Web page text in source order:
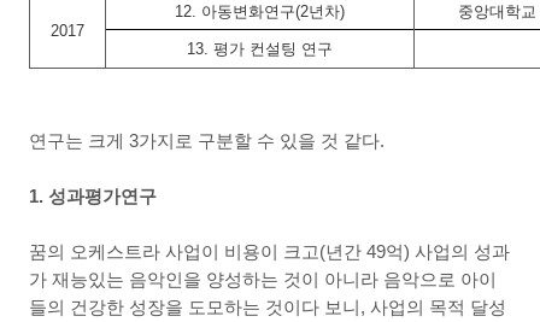
2017
12. 아동변화연구(2년차) 중앙대학
13. 평가 컨설팅 연구
연구는 크게 3가지로 구분할 수 있을 것 같다.
1. 성과평가연구
꿈의 오케스트라 사업이 비용이 크고(년간 49억) 사업의 성과
가 재능있는 음악인을 양성하는 것이 아니라 음악으로 아이
들의 건강한 성장을 도모하는 것이다 보니, 사업의 목적 달성